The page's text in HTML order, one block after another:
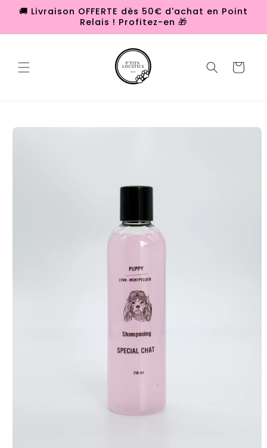
passer
contenu
🚚 Livraison OFFERTE dès 50€ d'achat en Point
Relais ! Profitez-en 🎁
Panier
informations